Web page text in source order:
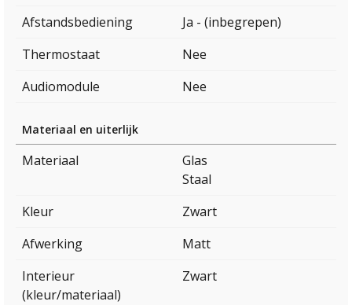
Afstandsbediening
Ja - (inbegrepen)
Thermostaat
Nee
Audiomodule
Nee
Materiaal en uiterlijk
Materiaal
Glas
Staal
Kleur
Zwart
Afwerking
Matt
Interieur
(kleur/materiaal)
Zwart